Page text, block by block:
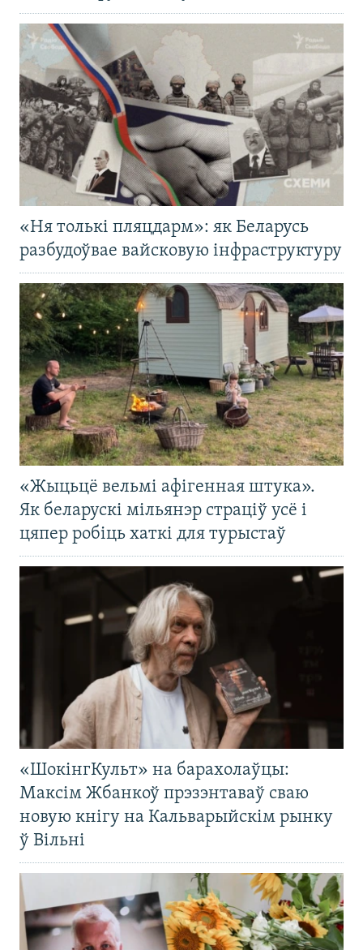
«Ня толькі пляцдарм»: як Беларусь
разбудоўвае вайсковую інфраструктуру
«Жыцьцё вельмі афігенная штука».
Як беларускі мільянэр страціў усё і
цяпер робіць хаткі для турыстаў
«ШокінгКульт» на барахолаўцы:
Максім Жбанкоў прэзэнтаваў сваю
новую кнігу на Кальварыйскім рынку
ў Вільні